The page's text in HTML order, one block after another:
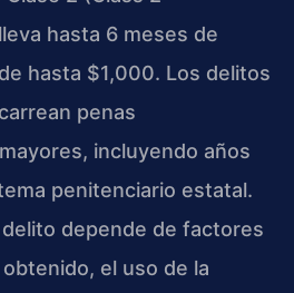
hasta 6 meses de
hasta $1,000. Los delitos
penas
incluyendo años
penitenciario estatal.
depende de factores
el uso de la